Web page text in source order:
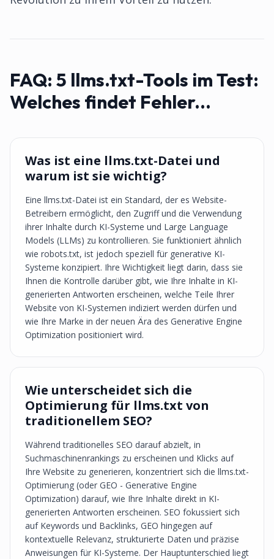
FAQ: 5 llms.txt-Tools im Test:
Welches findet Fehler...
Was ist eine llms.txt-Datei und
warum ist sie wichtig?
Eine llms.txt-Datei ist ein Standard, der es Website-
Betreibern ermöglicht, den Zugriff und die Verwendung
ihrer Inhalte durch KI-Systeme und Large Language
Models (LLMs) zu kontrollieren. Sie funktioniert ähnlich
wie robots.txt, ist jedoch speziell für generative KI-
Systeme konzipiert. Ihre Wichtigkeit liegt darin, dass sie
Ihnen die Kontrolle darüber gibt, wie Ihre Inhalte in KI-
generierten Antworten erscheinen, welche Teile Ihrer
Website von KI-Systemen indiziert werden dürfen und
wie Ihre Marke in der neuen Ära des Generative Engine
Optimization positioniert wird.
Wie unterscheidet sich die
Optimierung für llms.txt von
traditionellem SEO?
Während traditionelles SEO darauf abzielt, in
Suchmaschinenrankings zu erscheinen und Klicks auf
Ihre Website zu generieren, konzentriert sich die llms.txt-
Optimierung (oder GEO - Generative Engine
Optimization) darauf, wie Ihre Inhalte direkt in KI-
generierten Antworten erscheinen. SEO fokussiert sich
auf Keywords und Backlinks, GEO hingegen auf
kontextuelle Relevanz, strukturierte Daten und präzise
Anweisungen für KI-Systeme. Der Hauptunterschied liegt